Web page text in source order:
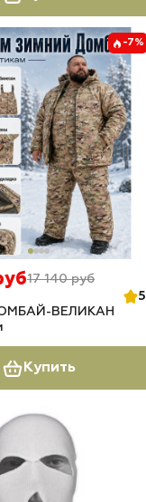
-7%
17 140 руб
5
ВЕЛИКАН
Купить